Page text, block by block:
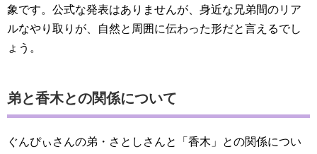
象です。公式な発表はありませんが、身近な兄弟間のリア
ルなやり取りが、自然と周囲に伝わった形だと言えるでし
ょう。
弟と香木との関係について
ぐんぴぃさんの弟・さとしさんと「香木」との関係につい